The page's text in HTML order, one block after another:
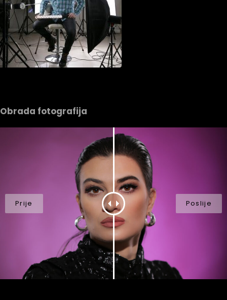
Obrada fotografija